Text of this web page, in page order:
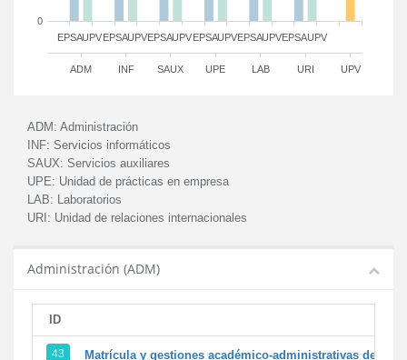
EPSA EPSA EPSA EPSA EPSA EPSA
UPV UPV UPV UPV UPV UPV
ADM INF SAUX UPE LAB URI UPV
0
ADM: Administración
INF: Servicios informáticos
SAUX: Servicios auxiliares
UPE: Unidad de prácticas en empresa
LAB: Laboratorios
URI: Unidad de relaciones internacionales
Administración (ADM)
ID
43 Matrícula y gestiones académico-administrativas de la